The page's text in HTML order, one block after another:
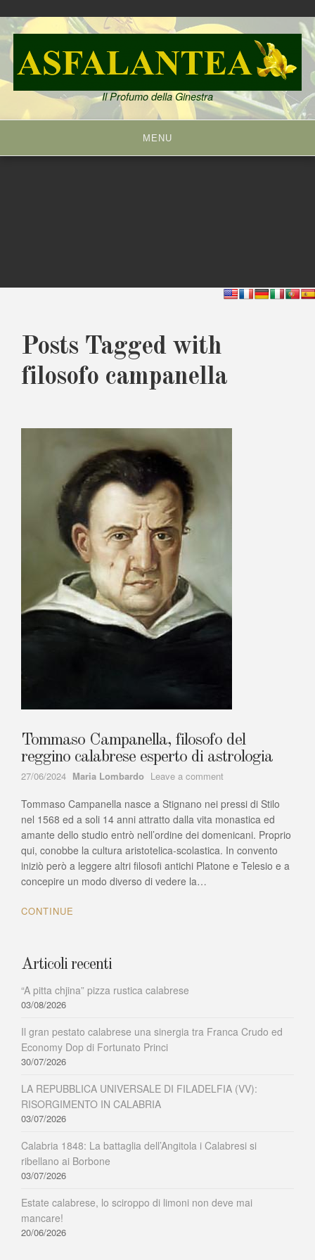
Skip
to
content
Il Profumo della Ginestra
MENU
Posts Tagged with
filosofo campanella
Tommaso Campanella, filosofo del
reggino calabrese esperto di astrologia
27/06/2024 Author
Maria Lombardo Leave a comment
Campanella,
filosofo
del
reggino
calabrese
esperto
Tommaso Campanella nasce a Stignano nei pressi di Stilo
nel 1568 ed a soli 14 anni attratto dalla vita monastica ed
amante dello studio entrò nell’ordine dei domenicani. Proprio
qui, conobbe la cultura aristotelica-scolastica. In convento
iniziò però a leggere altri filosofi antichi Platone e Telesio e a
concepire un modo diverso di vedere la…
CONTINUE
Articoli recenti
“A pitta chjina” pizza rustica calabrese
03/08/2026
Il gran pestato calabrese una sinergia tra Franca Crudo ed
Economy Dop di Fortunato Princi
30/07/2026
LA REPUBBLICA UNIVERSALE DI FILADELFIA (VV):
RISORGIMENTO IN CALABRIA
03/07/2026
Calabria 1848: La battaglia dell’Angitola i Calabresi si
ribellano ai Borbone
03/07/2026
Estate calabrese, lo sciroppo di limoni non deve mai
mancare!
20/06/2026